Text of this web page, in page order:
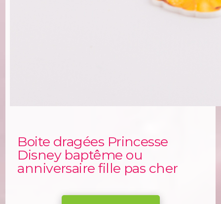
Boite dragées Princesse
Disney baptême ou
anniversaire fille pas cher